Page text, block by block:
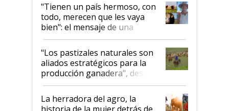
"Tienen un país hermoso, con
todo, merecen que les vaya
bien": el mensaje de una
ganadera uruguaya sobre las
oportunidades que se abren
para el agro en Argentina, con
foco en la carne
"Los pastizales naturales son
aliados estratégicos para la
producción ganadera", destaca
la iniciativa que ya reúne a 46
establecimientos en Argentina
La herradora del agro, la